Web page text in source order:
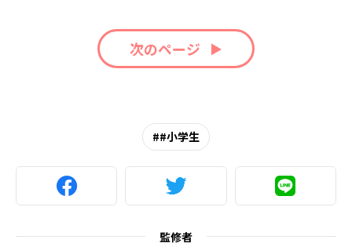
次のページ
#小学生
監修者